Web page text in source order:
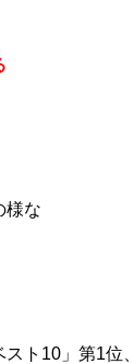
様な
ト10」第1位、